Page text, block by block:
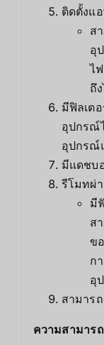
ติดตั้งแ
ส
อุ
ไ
ถึ
มีฟิลเต
อุปกรณ์
อุปกรณ์
มีแดชบ
รีโมทผ่
มี
ส
ข
ก
อุ
สามาร
ความสามาร